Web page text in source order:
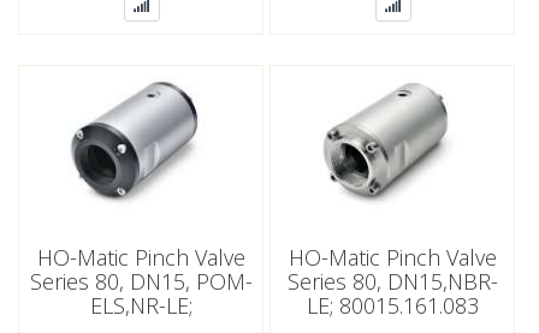
HO-Matic Pinch Valve
Series 80, DN15, POM-
ELS,NR-LE;
HO-Matic Pinch Valve
Series 80, DN15,NBR-
LE; 80015.161.083